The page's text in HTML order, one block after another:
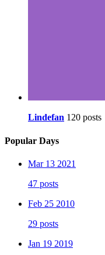
Lindefan 120 posts
Popular Days
Mar 13 2021
47 posts
Feb 25 2010
29 posts
Jan 19 2019